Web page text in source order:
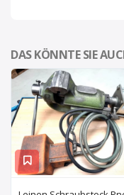
DAS KÖNNTE SIE